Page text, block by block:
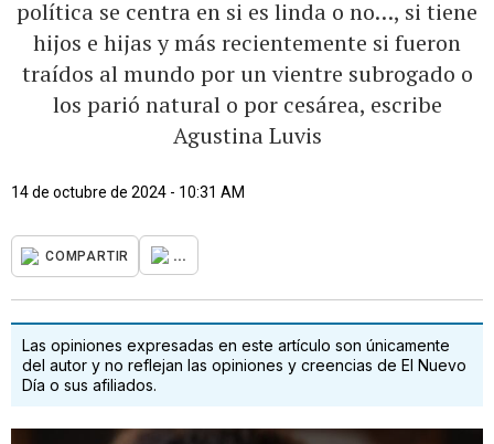
política se centra en si es linda o no…, si tiene
hijos e hijas y más recientemente si fueron
traídos al mundo por un vientre subrogado o
los parió natural o por cesárea, escribe
Agustina Luvis
14 de octubre de 2024 - 10:31 AM
COMPARTIR ...
Las opiniones expresadas en este artículo son únicamente
del autor y no reflejan las opiniones y creencias de El Nuevo
Día o sus afiliados.